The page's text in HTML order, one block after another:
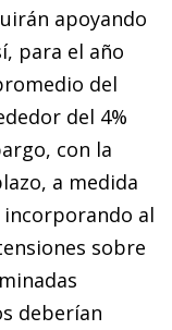
apoyando
para el año
del
del 4%
con la
a medida
incorporando al
sobre
deberían